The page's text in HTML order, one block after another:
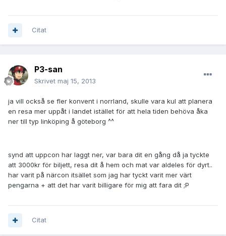
Citat
P3-san
Skrivet maj 15, 2013
ja vill också se fler konvent i norrland, skulle vara kul att planera
en resa mer uppåt i landet istället för att hela tiden behöva åka
ner till typ linköping å göteborg ^^
synd att uppcon har laggt ner, var bara dit en gång då ja tyckte
att 3000kr för biljett, resa dit å hem och mat var aldeles för dyrt..
har varit på närcon itsället som jag har tyckt varit mer värt
pengarna + att det har varit billigare för mig att fara dit ;P
Citat